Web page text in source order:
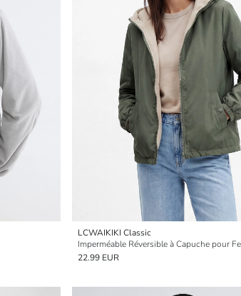
LCWAIKIKI Classic
Imperméable Réversible à Capuche pour
22.99 EUR